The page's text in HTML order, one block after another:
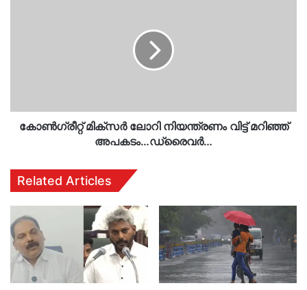
കോൺഗ്രീറ്റ് മിക്സർ ലോറി നിയന്ത്രണം വിട്ട് മറിഞ്ഞ്
അപകടം…ഡ്രൈവർ…
Related Articles